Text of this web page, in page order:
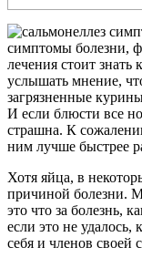
симптомы болезни,
лечения стоит
услышать мнение,
загрязненные
И если блюсти все
страшна. К
ним лучше быстрее
Хотя яйца, в
причиной болезни.
это что за болезнь,
если это не удалось,
себя и членов своей